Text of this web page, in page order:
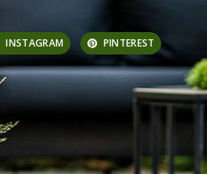
INSTAGRAM PINTEREST